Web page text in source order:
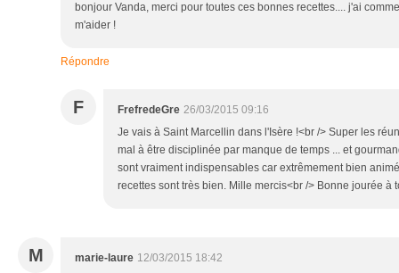
bonjour Vanda, merci pour toutes ces bonnes recettes.... j'ai
m'aider !
Répondre
F FrefredeGre 26/03/2015 09:16
Je vais à Saint Marcellin dans l'Isère !<br /> Super les
mal à être disciplinée par manque de temps ... et
sont vraiment indispensables car extrêmement bien
recettes sont très bien. Mille mercis<br /> Bonne jourée à
M marie-laure 12/03/2015 18:42